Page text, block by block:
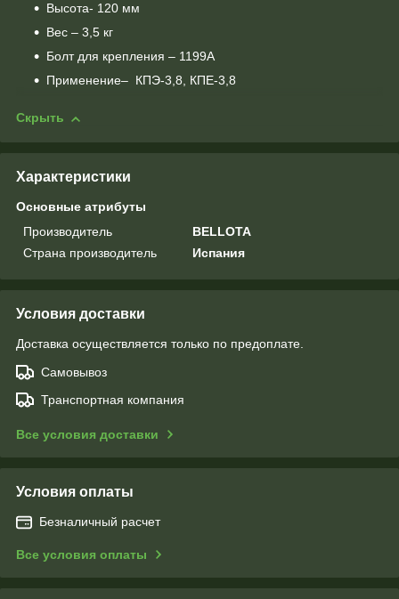
Высота- 120 мм
Вес – 3,5 кг
Болт для крепления – 1199А
Применение– КПЭ-3,8, КПЕ-3,8
Скрыть
Характеристики
Основные атрибуты
Производитель
BELLOTA
Страна производитель
Испания
Условия доставки
Доставка осуществляется только по предоплате.
Самовывоз
Транспортная компания
Все условия доставки
Условия оплаты
Безналичный расчет
Все условия оплаты